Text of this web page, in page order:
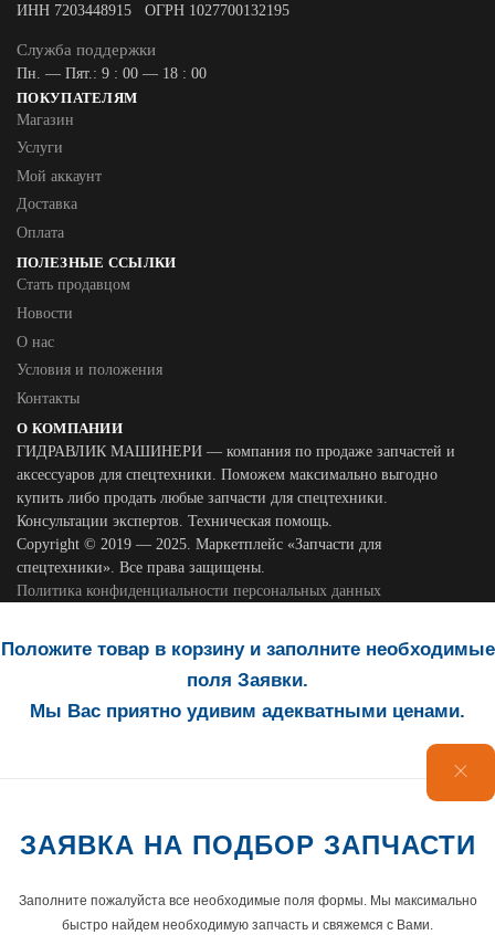
ИНН 7203448915 ОГРН 1027700132195
Служба поддержки
Пн. — Пят.: 9 : 00 — 18 : 00
ПОКУПАТЕЛЯМ
Магазин
Услуги
Мой аккаунт
Доставка
Оплата
ПОЛЕЗНЫЕ ССЫЛКИ
Стать продавцом
Новости
О нас
Условия и положения
Контакты
О КОМПАНИИ
ГИДРАВЛИК МАШИНЕРИ — компания по продаже запчастей и
аксессуаров для спецтехники. Поможем максимально выгодно
купить либо продать любые запчасти для спецтехники.
Консультации экспертов. Техническая помощь.
Copyright © 2019 — 2025. Маркетплейс «Запчасти для
спецтехники». Все права защищены.
Политика конфиденциальности персональных данных
Положите товар в корзину и заполните необходимые
поля Заявки.
Мы Вас приятно удивим адекватными ценами.
ЗАЯВКА НА ПОДБОР ЗАПЧАСТИ
Заполните пожалуйста все необходимые поля формы. Мы максимально
быстро найдем необходимую запчасть и свяжемся с Вами.